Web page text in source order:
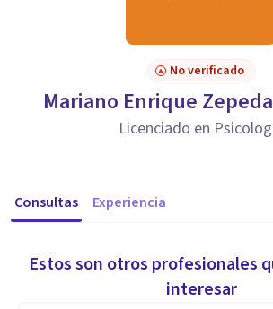
No verificado
Mariano Enrique
Licenciado en
Consultas Experiencia
Estos son otros profesionales
interesar